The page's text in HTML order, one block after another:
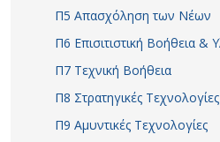
Π5 Απασχόληση των Νέων
Π6 Επισιτιστική Βοήθεια &
Π7 Τεχνική Βοήθεια
Π8 Στρατηγικές Τεχνολογίες
Π9 Αμυντικές Τεχνολογίες